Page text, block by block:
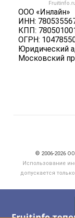
ООО «Инлайн»
ИНН:
КПП:
ОГРН:
Юридический
Московский
© 2006‑2026
Использование
допускается